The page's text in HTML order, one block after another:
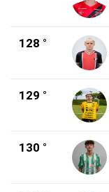
128 °
129 °
130 °